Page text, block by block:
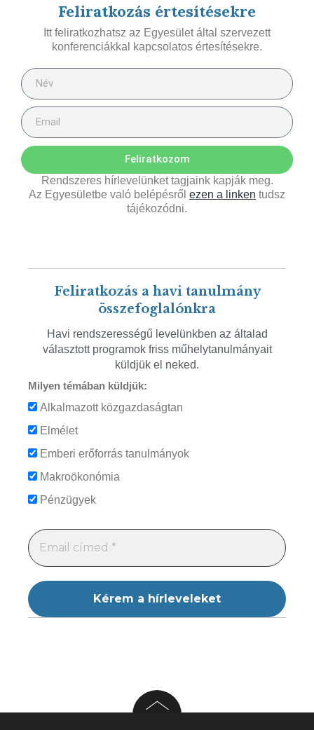
Feliratkozás értesítésekre
Itt feliratkozhatsz az Egyesület által szervezett
konferenciákkal kapcsolatos értesítésekre.
Feliratkozom
Rendszeres hírlevelünket tagjaink kapják meg.
Az Egyesületbe való belépésről ezen a linken tudsz
tájékozódni.
Feliratkozás a havi tanulmány
összefoglalónkra
Havi rendszerességű levelünkben az általad
választott programok friss műhelytanulmányait
küldjük el neked.
Milyen témában küldjük:
Alkalmazott közgazdaságtan
Elmélet
Emberi erőforrás tanulmányok
Makroökonómia
Pénzügyek